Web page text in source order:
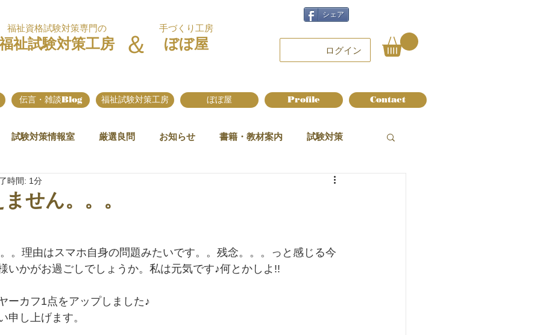
福祉資格試験対策専門の
祉試験対策工房 ＆
手づくり工房
ぼぼ屋
シェア
ログイン
伝言・雑談Blog 福祉試験対策工房 ぼぼ屋 Profile Contact
試験対策情報室 厳選良問 お知らせ 書籍・教材案内 試験対策
せん。。。
時間: 1分
。理由はスマホ自身の問題みたいです。。残念。。。っと感じる今
いかがお過ごしでしょうか。私は元気です♪何とかしよ!!
ーカフ1点をアップしました♪
申し上げます。